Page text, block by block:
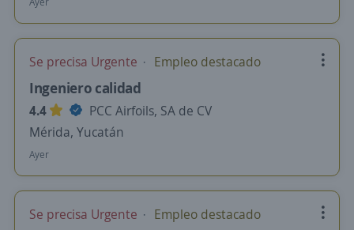
Se precisa Urgente Empleo destacado
Ingeniero calidad
4.4
PCC Airfoils, SA de CV
Mérida, Yucatán
Ayer
Se precisa Urgente Empleo destacado